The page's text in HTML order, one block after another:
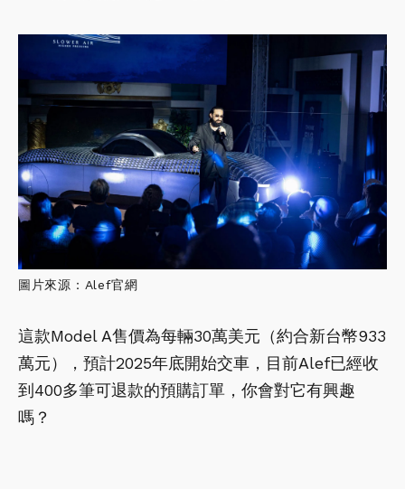
圖片來源：Alef官網
這款Model A售價為每輛30萬美元（約合新台幣933
萬元），預計2025年底開始交車，目前Alef已經收
到400多筆可退款的預購訂單，你會對它有興趣
嗎？